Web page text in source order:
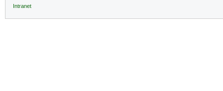
Intranet